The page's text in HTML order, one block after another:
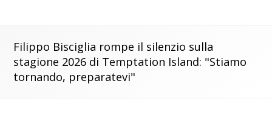
Filippo Bisciglia rompe il silenzio sulla
stagione 2026 di Temptation Island: "Stiamo
tornando, preparatevi"